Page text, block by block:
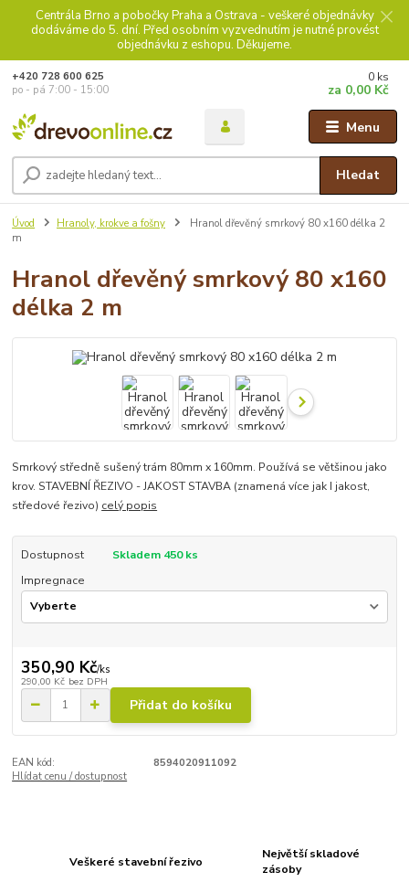
Centrála Brno a pobočky Praha a Ostrava - veškeré objednávky
dodáváme do 5. dní. Před osobním vyzvednutím je nutné provést
objednávku z eshopu. Děkujeme.
Menu
Hledat
+420 728 600 625
po - pá 7:00 - 15:00
0 ks
za 0,00 Kč
Úvod Hranoly, krokve a fošny
Hranol dřevěný smrkový 80 x160 délka 2
m
Hranol dřevěný smrkový 80 x160
délka 2 m
Smrkový středně sušený trám 80mm x 160mm. Používá se většinou jako
krov. STAVEBNÍ ŘEZIVO - JAKOST STAVBA (znamená více jak I jakost,
středové řezivo) celý popis
Dostupnost
Skladem 450 ks
Impregnace
350,90 Kč/ks
290,00 Kč bez DPH
Přidat do košíku
EAN kód:
8594020911092
Hlídat cenu / dostupnost
Veškeré stavební řezivo
Největší skladové
zásoby